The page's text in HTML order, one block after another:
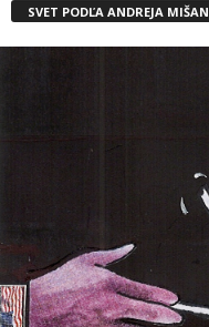
SVET PODĽA ANDREJA